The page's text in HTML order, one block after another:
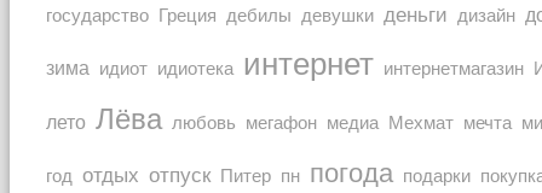
государство Греция дебилы девушки деньги дизайн
зима идиот идиотека интернет интернетмагазин
лето Лёва любовь мегафон медиа Мехмат мечта
год отдых отпуск Питер пн погода подарки